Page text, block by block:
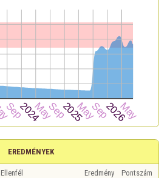
EREDMÉNYEK
Ellenfél Eredmény
Pontszám